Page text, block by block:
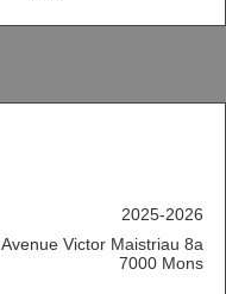
2025-2026
Avenue Victor Maistriau 8a
7000 Mons